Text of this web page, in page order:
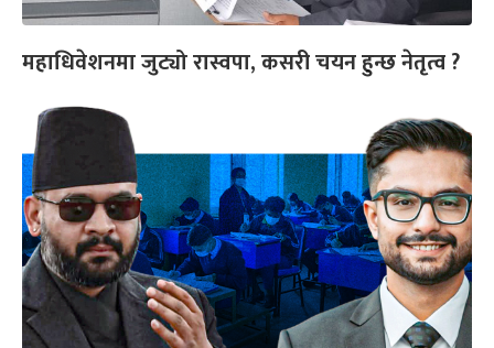
महाधिवेशनमा जुट्यो रास्वपा, कसरी चयन हुन्छ नेतृत्व ?